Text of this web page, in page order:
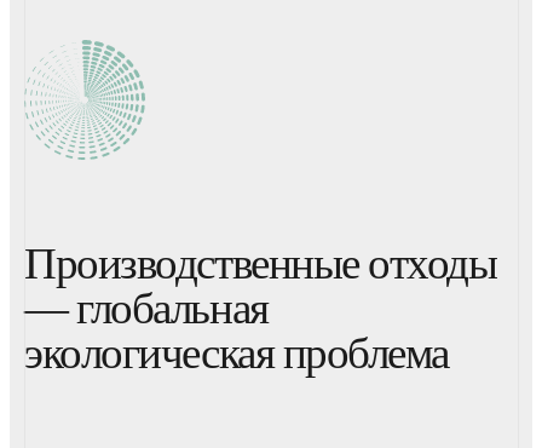
Производственные отходы
— глобальная
экологическая проблема